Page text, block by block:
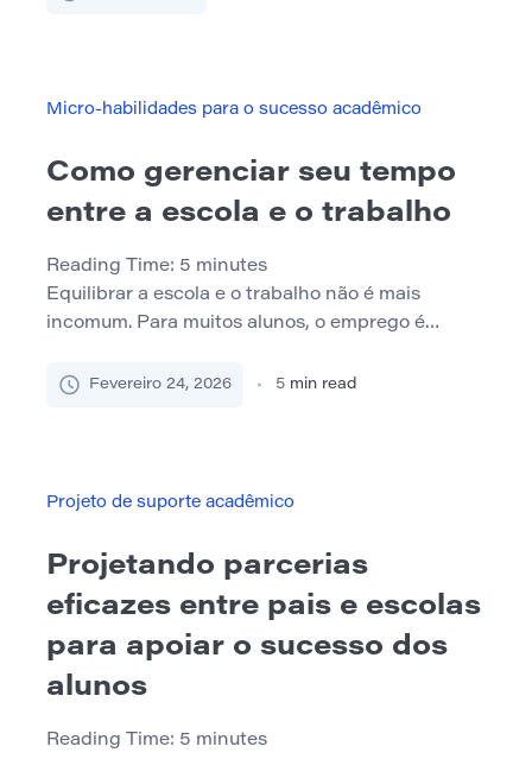
pessoas interpretam esses momentos como uma
motivação durante os períodos […]
Micro-habilidades para o sucesso acadêmico
Como gerenciar seu tempo
entre a escola e o trabalho
Reading Time: 5 minutes
Equilibrar a escola e o trabalho não é mais
incomum. Para muitos alunos, o emprego é
desenvolvimento de carreira ou ambos. No
encontrar horas suficientes no dia. Está
Fevereiro 24, 2026 5 min read
Projeto de suporte acadêmico
Projetando parcerias
eficazes entre pais e escolas
para apoiar o sucesso dos
alunos
Reading Time: 5 minutes